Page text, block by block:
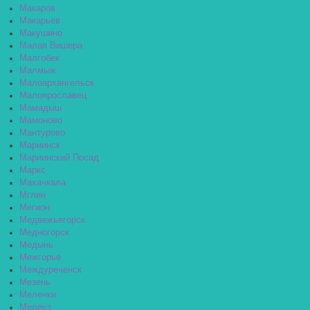
Макаров
Макарьев
Макушино
Малая Вишера
Малгобек
Малмыж
Малоархангельск
Малоярославец
Мамадыш
Мамоново
Мантурово
Мариинск
Мариинский Посад
Маркс
Махачкала
Мглин
Мегион
Медвежьегорск
Медногорск
Медынь
Межгорье
Междуреченск
Мезень
Меленки
Мелеуз